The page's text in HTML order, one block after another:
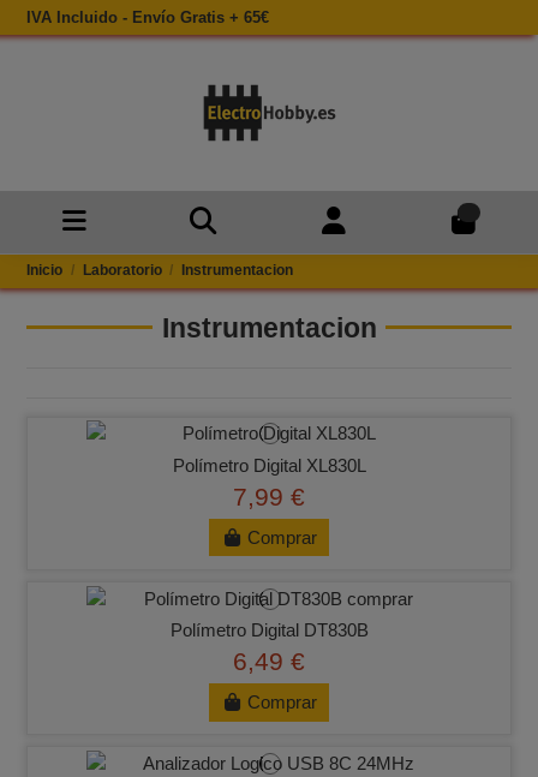
IVA Incluido - Envío Gratis + 65€
Inicio Laboratorio Instrumentacion
Instrumentacion
Polímetro Digital XL830L
7,99 €
Comprar
Polímetro Digital DT830B
6,49 €
Comprar